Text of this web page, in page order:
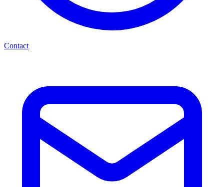
Contact